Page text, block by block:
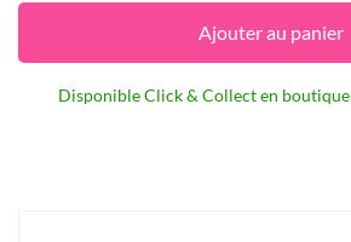
Ajouter au panier
Disponible Click & Collect en